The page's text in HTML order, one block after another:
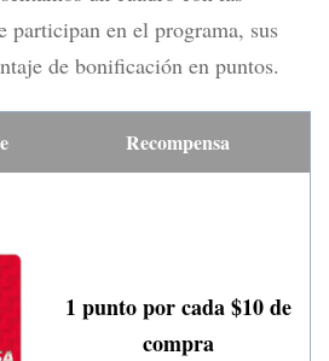
participan en el programa, sus
de bonificación en puntos.
Recompensa
1 punto por cada $10 de
compra